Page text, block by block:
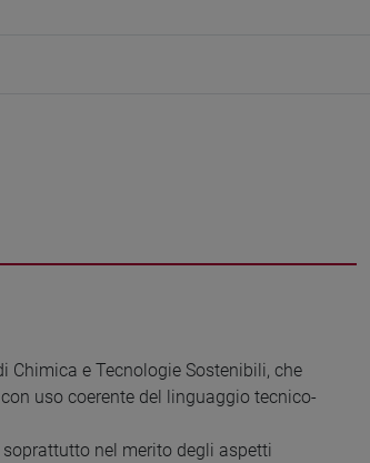
Chimica e Tecnologie Sostenibili, che
uso coerente del linguaggio tecnico-
nel merito degli aspetti